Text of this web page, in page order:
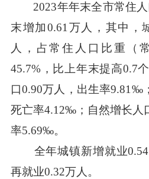
2023年年末全市常住人
末增加0.61万人，其中，
人，占常住人口比重（
45.7%，比上年末提高0.7
口0.90万人，出生率9.81‰
死亡率4.12‰；自然增长人
率5.69‰。
全年城镇新增就业0.54
再就业0.32万人。